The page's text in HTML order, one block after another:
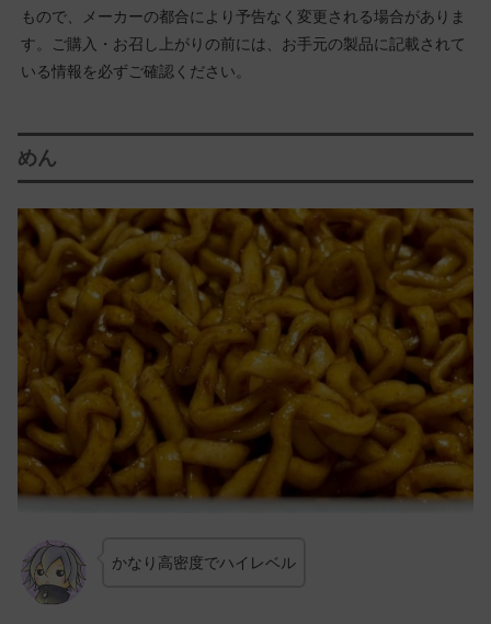
もので、メーカーの都合により予告なく変更される場合がありま
す。ご購入・お召し上がりの前には、お手元の製品に記載されて
いる情報を必ずご確認ください。
めん
かなり高密度でハイレベル